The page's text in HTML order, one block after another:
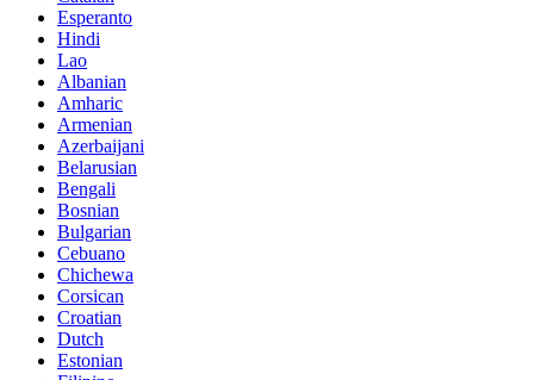
Esperanto
Hindi
Lao
Albanian
Amharic
Armenian
Azerbaijani
Belarusian
Bengali
Bosnian
Bulgarian
Cebuano
Chichewa
Corsican
Croatian
Dutch
Estonian